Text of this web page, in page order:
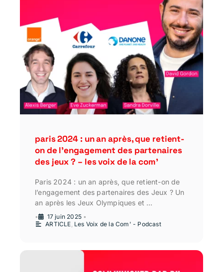
paris 2024 : un an après, que retient-
on de l’engagement des partenaires
des jeux ? – les voix de la com’
Paris 2024 : un an après, que retient-on de
l’engagement des partenaires des Jeux ? Un
an après les Jeux Olympiques et …
• 17 juin 2025 •
ARTICLE, Les Voix de la Com' - Podcast